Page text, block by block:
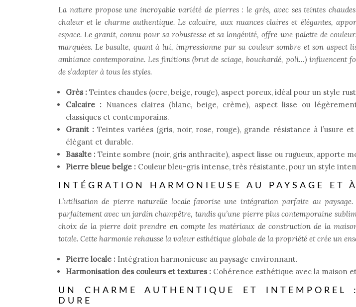
La nature propose une incroyable variété de pierres : le grès, avec ses teintes
chaleur et le charme authentique. Le calcaire, aux nuances claires et élégantes,
espace. Le granit, connu pour sa robustesse et sa longévité, offre une palette de
marquées. Le basalte, quant à lui, impressionne par sa couleur sombre et son aspect
ambiance contemporaine. Les finitions (brut de sciage, bouchardé, poli…) influencent
de s’adapter à tous les styles.
Grès : Teintes chaudes (ocre, beige, rouge), aspect poreux, idéal pour un style
Calcaire : Nuances claires (blanc, beige, crème), aspect lisse ou
classiques et contemporains.
Granit :Teintes variées (gris, noir, rose, rouge), grande résistance à l’usure
élégant et durable.
Basalte : Teinte sombre (noir, gris anthracite), aspect lisse ou rugueux, apporte
Pierre bleue belge : Couleur bleu-gris intense, très résistante, pour un style
INTÉGRATION HARMONIEUSE AU PAYSAGE ET
L’utilisation de pierre naturelle locale favorise une intégration parfaite au paysage.
parfaitement avec un jardin champêtre, tandis qu’une pierre plus contemporaine
choix de la pierre doit prendre en compte les matériaux de construction de la
totale. Cette harmonie rehausse la valeur esthétique globale de la propriété et crée un
Pierre locale : Intégration harmonieuse au paysage environnant.
Harmonisation des couleurs et textures : Cohérence esthétique avec la maison
UN CHARME AUTHENTIQUE ET INTEMPOREL
DURE